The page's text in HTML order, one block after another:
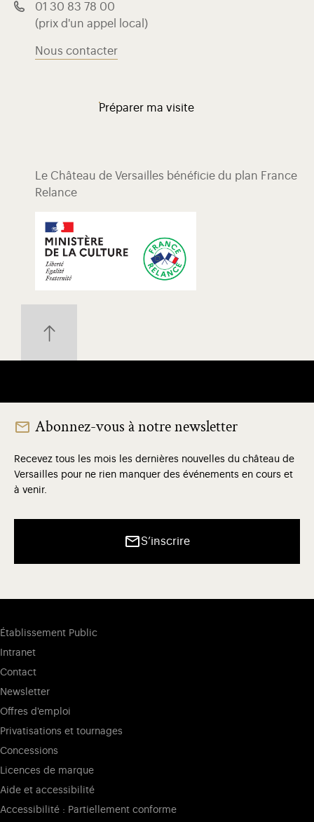
01 30 83 78 00
(prix d'un appel local)
Nous contacter
Préparer ma visite
Le Château de Versailles bénéficie du plan France
Relance
Abonnez-vous à notre newsletter
Recevez tous les mois les dernières nouvelles du château de
Versailles pour ne rien manquer des événements en cours et
à venir.
S’inscrire
Établissement Public
Intranet
Contact
Newsletter
Offres d'emploi
Privatisations et tournages
Concessions
Licences de marque
Aide et accessibilité
Accessibilité : Partiellement conforme